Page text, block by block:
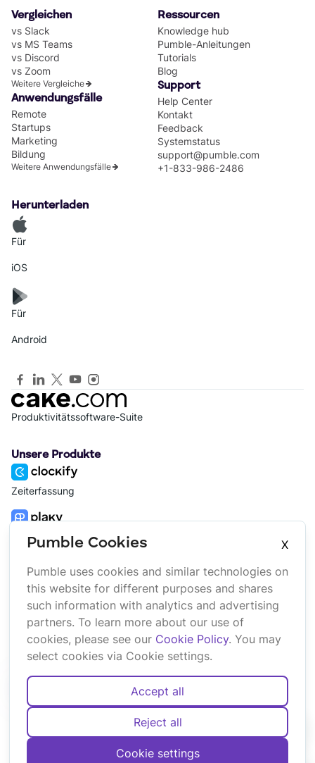
Vergleichen
vs Slack
vs MS Teams
vs Discord
vs Zoom
Weitere Vergleiche
Anwendungsfälle
Remote
Startups
Marketing
Bildung
Weitere Anwendungsfälle
Ressourcen
Knowledge hub
Pumble-Anleitungen
Tutorials
Blog
Support
Help Center
Kontakt
Feedback
Systemstatus
support@pumble.com
+1-833-986-2486
Herunterladen
Für
iOS
Für
Android
Produktivitätssoftware-Suite
Unsere Produkte
Zeiterfassung
Projektmanagement
Plattform
Suite
Marketplace
Updates
Unternehmen
Über uns
Affiliate
Brand
Bedingungen Privatsphäre
Pumble Cookies
X
Pumble uses cookies and similar technologies on
this website for different purposes and shares
such information with analytics and advertising
partners. To learn more about our use of
cookies, please see our Cookie Policy. You may
select cookies via Cookie settings.
Accept all
Reject all
Cookie settings